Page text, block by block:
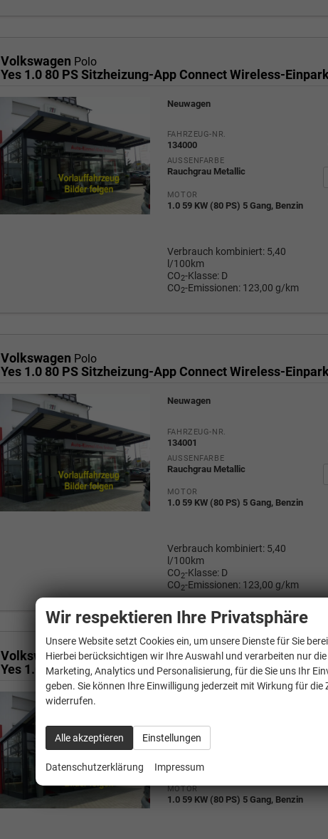
Volkswagen Polo
Neuwagen
FAHRZEUG-NR.
134000
AUSSENFARBE
Rauchgrau Metallic
MOTOR
1.0 59 KW (80 PS) 5 Gang, Benzin
Verbrauch kombiniert: 5,40
l/100km
CO2-Klasse: D
CO2-Emissionen: 123,00 g/km
Volkswagen Polo
Neuwagen
FAHRZEUG-NR.
134001
AUSSENFARBE
Rauchgrau Metallic
MOTOR
1.0 59 KW (80 PS) 5 Gang, Benzin
Verbrauch kombiniert: 5,40
l/100km
CO2-Klasse: D
CO2-Emissionen: 123,00 g/km
Volkswagen Polo
FAHRZEUG-NR.
134404
Rauchgrau Metallic
MOTOR
1.0 59 KW (80 PS) 5 Gang, Benzin
Wir respektieren Ihre Privatsphäre
Unsere Website setzt Cookies ein, um unsere Dienste für Sie
Hierbei berücksichtigen wir Ihre Auswahl und verarbeiten nur
Marketing, Analytics und Personalisierung, für die Sie uns Ihr
geben. Sie können Ihre Einwilligung jederzeit mit Wirkung für die
widerrufen.
Alle akzeptieren Einstellungen
Datenschutzerklärung Impressum